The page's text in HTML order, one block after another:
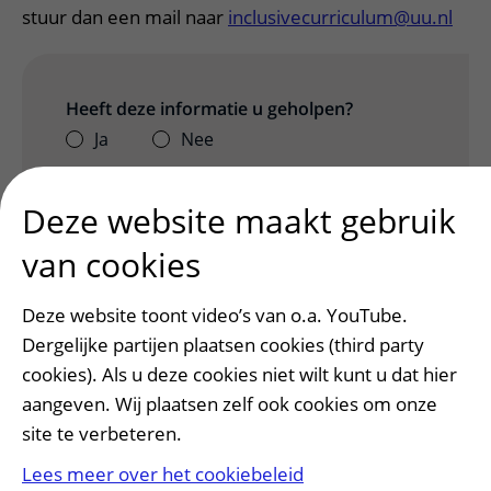
stuur dan een mail naar inclusivecurriculum@uu.nl
Heeft deze informatie u geholpen?
Ja
Nee
Patiënt en bezoek
Afspraak maken of wijzigen
Deze website maakt gebruik
van cookies
Deze website toont video’s van o.a. YouTube.
Dergelijke partijen plaatsen cookies (third party
cookies). Als u deze cookies niet wilt kunt u dat hier
aangeven. Wij plaatsen zelf ook cookies om onze
site te verbeteren.
Lees meer over het cookiebeleid